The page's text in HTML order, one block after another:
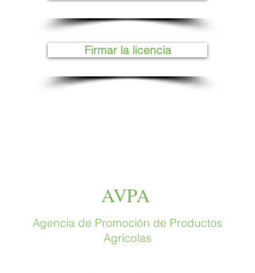
Firmar la licencia
AVPA
Agencia de Promoción de Productos
Agrícolas